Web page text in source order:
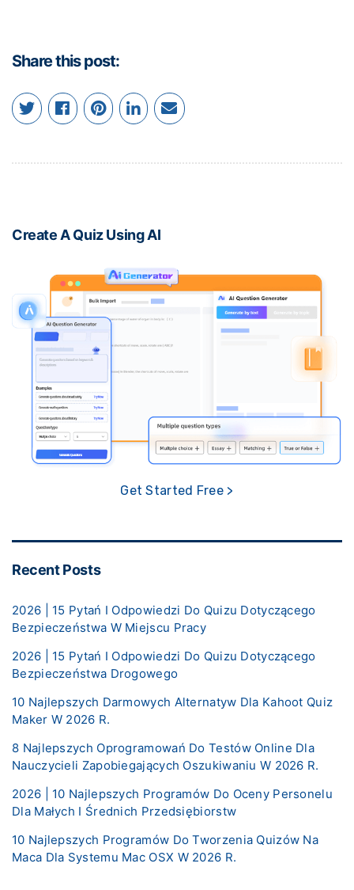
Share this post:
Create A Quiz Using AI
Get Started Free >
Recent Posts
2026 | 15 Pytań I Odpowiedzi Do Quizu Dotyczącego
Bezpieczeństwa W Miejscu Pracy
2026 | 15 Pytań I Odpowiedzi Do Quizu Dotyczącego
Bezpieczeństwa Drogowego
10 Najlepszych Darmowych Alternatyw Dla Kahoot Quiz
Maker W 2026 R.
8 Najlepszych Oprogramowań Do Testów Online Dla
Nauczycieli Zapobiegających Oszukiwaniu W 2026 R.
2026 | 10 Najlepszych Programów Do Oceny Personelu
Dla Małych I Średnich Przedsiębiorstw
10 Najlepszych Programów Do Tworzenia Quizów Na
Maca Dla Systemu Mac OSX W 2026 R.